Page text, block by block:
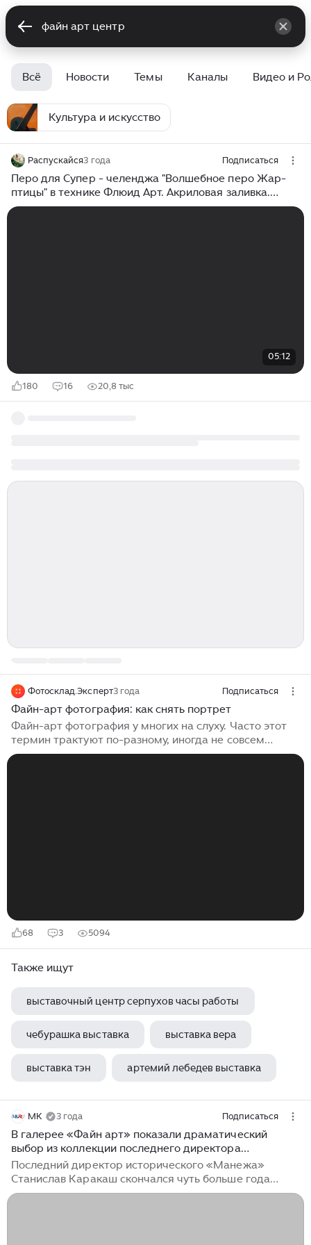
Всё Новости Темы Каналы Видео и
Культура и искусство
Распускайся3 года Подписаться
Перо для Супер - челенджа "Волшебное перо Жар-
птицы" в технике Флюид Арт. Акриловая заливка.
Описание работы под видео.
05:12
180 16 20,8 тыс
Фотосклад.Эксперт3 года Подписаться
Файн-арт фотография: как снять портрет
Файн-арт фотография у многих на слуху. Часто этот
термин трактуют по-разному, иногда не совсем
понимая, что это значит. Сегодня разберёмся, что
68 3 5094
Также ищут
выставочный центр серпухов часы работы
чебурашка выставка выставка вера
выставка тэн артемий лебедев выставка
МК 3 года Подписаться
В галерее «Файн арт» показали драматический
выбор из коллекции последнего директора
исторического «Манежа»
Последний директор исторического «Манежа»
Станислав Каракаш скончался чуть больше года
назад в возрасте 78 лет. Пожар 2004 года в